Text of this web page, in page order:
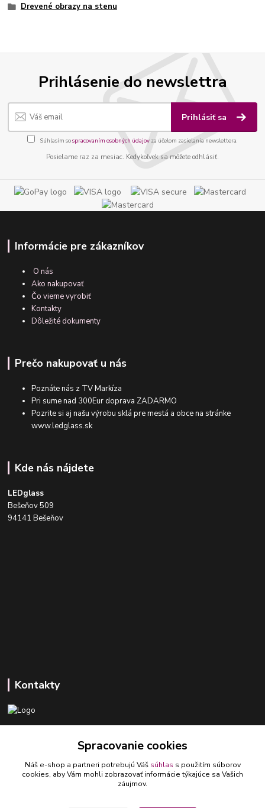
Drevené obrazy na stenu
Prihlásenie do newslettra
Prihlásiť sa
Súhlasím sospracovaním osobných údajov za účelom zasielania newslettera.
Posielame raz za mesiac. Kedykoľvek sa môžete odhlásiť.
Informácie pre zákazníkov
O nás
Ako nakupovať
Čo vieme vyrobiť
Kontakty
Dôležité dokumenty
Prečo nakupovať u nás
Poznáte nás z TV Markíza
Pri sume nad 300Eur doprava ZADARMO
Pozrite si aj našu výrobu sklá pre mestá a obce na stránke
www.ledglass.sk
Kde nás nájdete
LEDglass
Bešeňov 509
94141 Bešeňov
Kontakty
ledlumar@ledlumar.sk
Spracovanie cookies
Náš e-shop a partneri potrebujú Váš súhlas s použitím súborov
cookies, aby Vám mohli zobrazovať informácie týkajúce sa Vašich
záujmov.